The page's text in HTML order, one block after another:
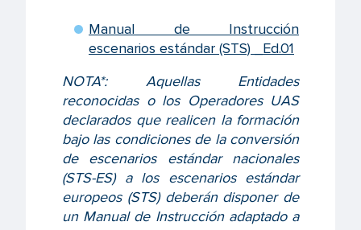
Manual de Instrucción
escenarios estándar (STS) _Ed.01
NOTA*: Aquellas Entidades
reconocidas o los Operadores UAS
declarados que realicen la formación
bajo las condiciones de la conversión
de escenarios estándar nacionales
(STS-ES) a los escenarios estándar
europeos (STS) deberán disponer de
un Manual de Instrucción adaptado a